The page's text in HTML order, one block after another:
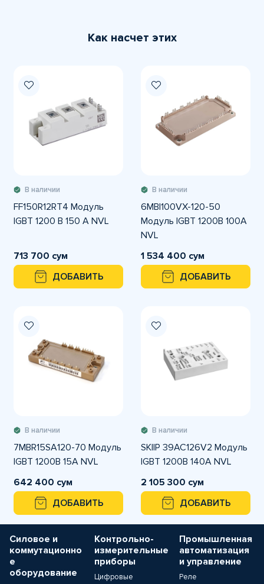
Как насчет этих
В наличии
FF150R12RT4 Модуль
IGBT 1200 В 150 A NVL
713 700 сум
ДОБАВИТЬ
В наличии
6MBI100VX-120-50
Модуль IGBT 1200В 100А
NVL
1 534 400 сум
ДОБАВИТЬ
В наличии
7MBR15SA120-70 Модуль
IGBT 1200В 15А NVL
642 400 сум
ДОБАВИТЬ
В наличии
SKIIP 39AC126V2 Модуль
IGBT 1200В 140А NVL
2 105 300 сум
ДОБАВИТЬ
Силовое и
коммутационно
е
оборудование
Контрольно-
измерительные
приборы
Цифровые
Промышленная
автоматизация
и управление
Реле